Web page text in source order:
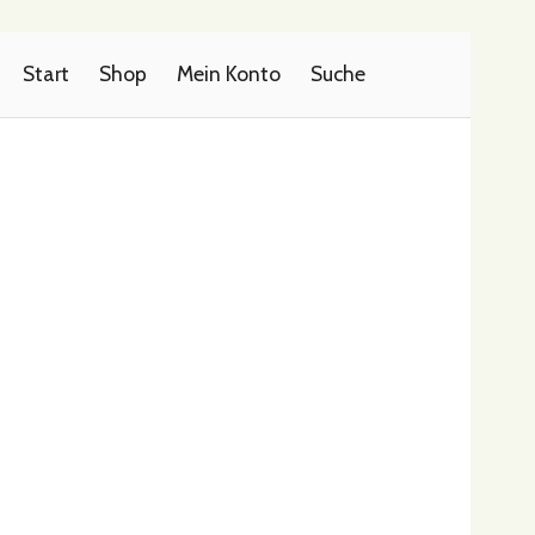
Start Shop Mein Konto Suche